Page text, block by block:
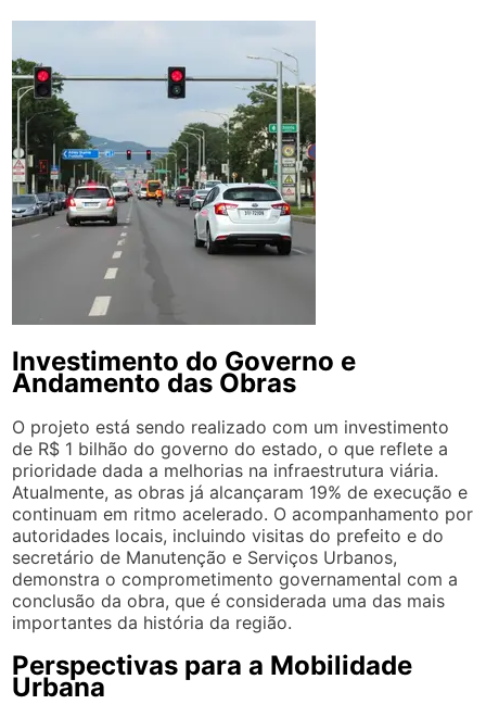
Investimento do Governo e
Andamento das Obras
O projeto está sendo realizado com um investimento
de R$ 1 bilhão do governo do estado, o que reflete a
prioridade dada a melhorias na infraestrutura viária.
Atualmente, as obras já alcançaram 19% de execução e
continuam em ritmo acelerado. O acompanhamento por
autoridades locais, incluindo visitas do prefeito e do
secretário de Manutenção e Serviços Urbanos,
demonstra o comprometimento governamental com a
conclusão da obra, que é considerada uma das mais
importantes da história da região.
Perspectivas para a Mobilidade
Urbana